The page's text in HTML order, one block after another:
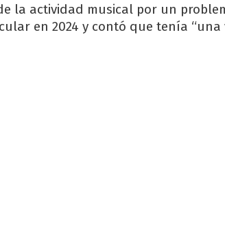
la actividad musical por un
en 2024 y contó que tenía “una